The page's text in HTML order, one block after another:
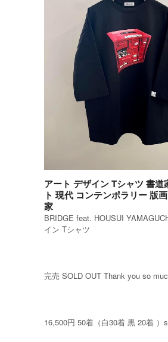
アート デザイン Tシャツ 書道
ト 現代 コンテンポラリー 版
家
BRIDGE feat. HOUSUI
イン Tシャツ
完売 SOLD OUT Thank you so
16,500円 50着（白30着 黒 20着 ）